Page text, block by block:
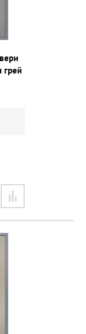
грей